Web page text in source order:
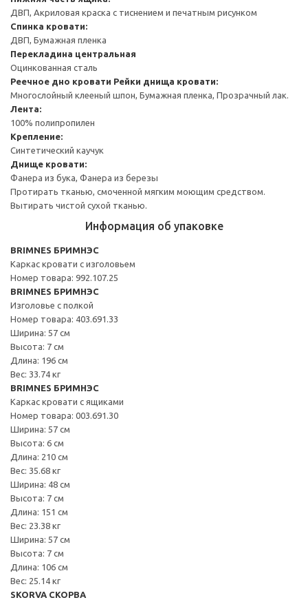
ДВП, Акриловая краска с тиснением и печатным рисунком
Спинка кровати:
ДВП, Бумажная пленка
Перекладина центральная
Оцинкованная сталь
Реечное дно кровати Рейки днища кровати:
Многослойный клееный шпон, Бумажная пленка, Прозрачный лак.
Лента:
100% полипропилен
Крепление:
Синтетический каучук
Днище кровати:
Фанера из бука, Фанера из березы
Протирать тканью, смоченной мягким моющим средством.
Вытирать чистой сухой тканью.
Информация об упаковке
BRIMNES БРИМНЭС
Каркас кровати с изголовьем
Номер товара: 992.107.25
BRIMNES БРИМНЭС
Изголовье с полкой
Номер товара: 403.691.33
Ширина: 57 см
Высота: 7 см
Длина: 196 см
Вес: 33.74 кг
BRIMNES БРИМНЭС
Каркас кровати с ящиками
Номер товара: 003.691.30
Ширина: 57 см
Высота: 6 см
Длина: 210 см
Вес: 35.68 кг
Ширина: 48 см
Высота: 7 см
Длина: 151 см
Вес: 23.38 кг
Ширина: 57 см
Высота: 7 см
Длина: 106 см
Вес: 25.14 кг
SKORVA СКОРВА